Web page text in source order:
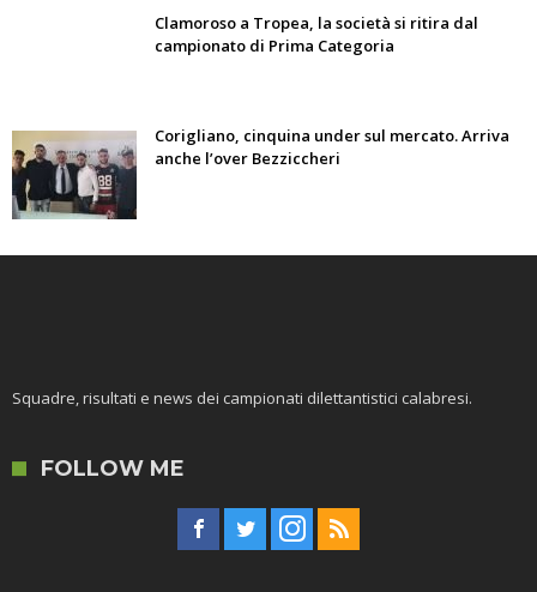
Clamoroso a Tropea, la società si ritira dal
campionato di Prima Categoria
Corigliano, cinquina under sul mercato. Arriva
anche l’over Bezziccheri
Squadre, risultati e news dei campionati dilettantistici calabresi.
FOLLOW ME